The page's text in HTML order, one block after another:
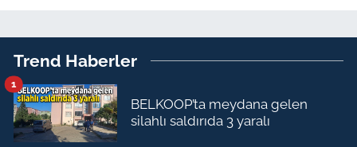
Trend Haberler
BELKOOP’ta meydana gelen
silahlı saldırıda 3 yaralı
1